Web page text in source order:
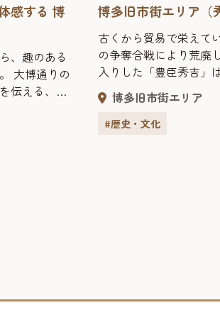
感する 博
、趣のある
大博通りの
伝える、歴
どんや饅
れる寺、日
ろも豊富で
博多旧市街エリア（
古くから貿易で栄えて
の争奪合戦により荒廃
入りした「豊臣秀吉」
町割りをスタートさせ
務を担ったのは、軍師
成」で、貿易により巨
博多旧市街エリア
#歴史・文化